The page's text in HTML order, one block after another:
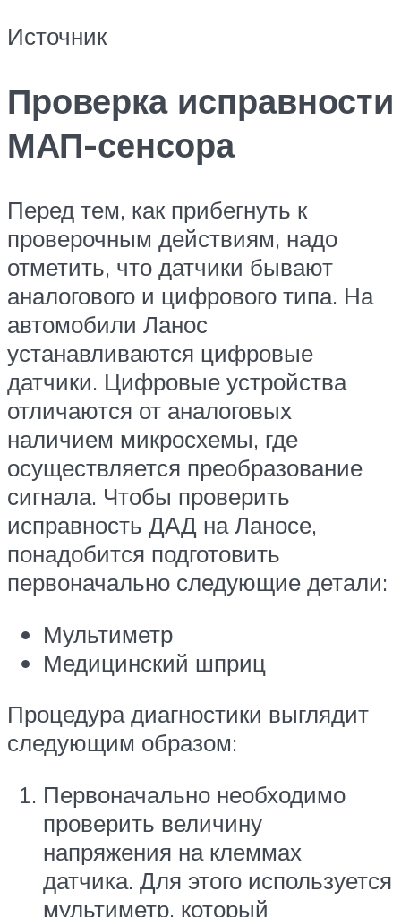
Источник
Проверка исправности
МАП-сенсора
Перед тем, как прибегнуть к
проверочным действиям, надо
отметить, что датчики бывают
аналогового и цифрового типа. На
автомобили Ланос
устанавливаются цифровые
датчики. Цифровые устройства
отличаются от аналоговых
наличием микросхемы, где
осуществляется преобразование
сигнала. Чтобы проверить
исправность ДАД на Ланосе,
понадобится подготовить
первоначально следующие детали:
Мультиметр
Медицинский шприц
Процедура диагностики выглядит
следующим образом:
Первоначально необходимо
проверить величину
напряжения на клеммах
датчика. Для этого используется
мультиметр, который